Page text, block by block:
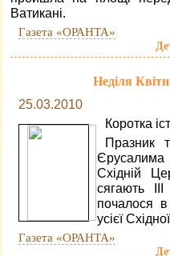
Ватикані.
Газета «ОРАНТА»
Неділя
25.03.2010
Коротка
Празник
Єрусалима
Східній
сягають III
почалося
усієї
Газета «ОРАНТА»